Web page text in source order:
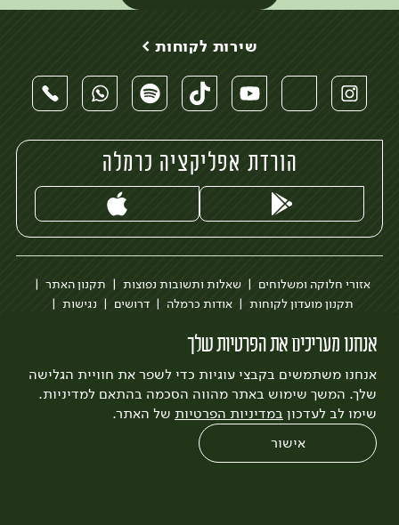
אנחנו מעריכים את הפרטיות שלך
אנחנו משתמשים בקבצי עוגיות כדי לשפר את חוויית הגלישה
שלך. המשך שימוש באתר מהווה הסכמה בהתאם למדיניות.
שימו לב לעדכון במדיניות הפרטיות של האתר.
אישור
שירות לקוחות >
הורדת אפליקציה כרמלה
אזורי חלוקה ומשלוחים שאלות ותשובות נפוצות
תקנון האתר
תקנון מועדון לקוחות
אודות כרמלה דרושים
נגישות
לצפייה בעדכון מדיניות פרטיות
עיצוב:3bears פיתוח:Quatro